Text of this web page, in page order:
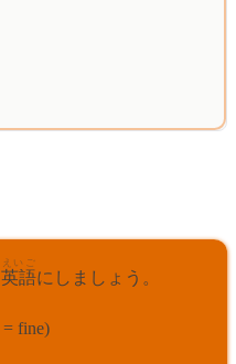
英語
えいご
にしましょう。
= fine)